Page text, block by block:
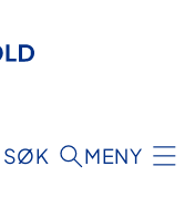
SØK MENY